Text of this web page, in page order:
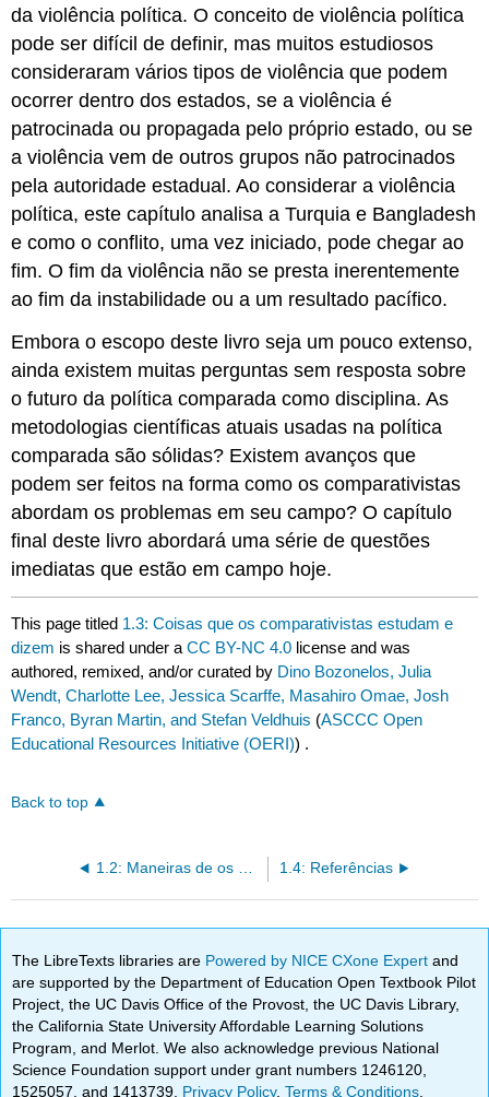
da violência política. O conceito de violência política
pode ser difícil de definir, mas muitos estudiosos
consideraram vários tipos de violência que podem
ocorrer dentro dos estados, se a violência é
patrocinada ou propagada pelo próprio estado, ou se
a violência vem de outros grupos não patrocinados
pela autoridade estadual. Ao considerar a violência
política, este capítulo analisa a Turquia e Bangladesh
e como o conflito, uma vez iniciado, pode chegar ao
fim. O fim da violência não se presta inerentemente
ao fim da instabilidade ou a um resultado pacífico.
Embora o escopo deste livro seja um pouco extenso,
ainda existem muitas perguntas sem resposta sobre
o futuro da política comparada como disciplina. As
metodologias científicas atuais usadas na política
comparada são sólidas? Existem avanços que
podem ser feitos na forma como os comparativistas
abordam os problemas em seu campo? O capítulo
final deste livro abordará uma série de questões
imediatas que estão em campo hoje.
This page titled 1.3: Coisas que os comparativistas estudam e
dizem is shared under aCC BY-NC 4.0 license and was
authored, remixed, and/or curated by Dino Bozonelos, Julia
Wendt, Charlotte Lee, Jessica Scarffe, Masahiro Omae, Josh
Franco, Byran Martin, and Stefan Veldhuis (ASCCC Open
Educational Resources Initiative (OERI)) .
Back to top
1.2: Maneiras de os comparativistas olharem para o mundo 1.4: Referências
The LibreTexts libraries are Powered by NICE CXone Expertand
are supported by the Department of Education Open Textbook Pilot
Project, the UC Davis Office of the Provost, the UC Davis Library,
the California State University Affordable Learning Solutions
Program, and Merlot. We also acknowledge previous National
Science Foundation support under grant numbers 1246120,
1525057, and 1413739. Privacy Policy.Terms & Conditions